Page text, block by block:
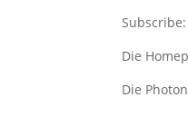
Subscribe:
Die
Die